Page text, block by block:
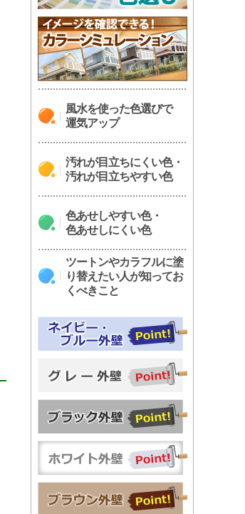
風水を使った色選びで
運気アップ
汚れが目立ちにくい色・
汚れが目立ちやすい色
色あせしやすい色・
色あせしにくい色
ツートンやカラフルに塗
り替えたい人が知ってお
くべきこと